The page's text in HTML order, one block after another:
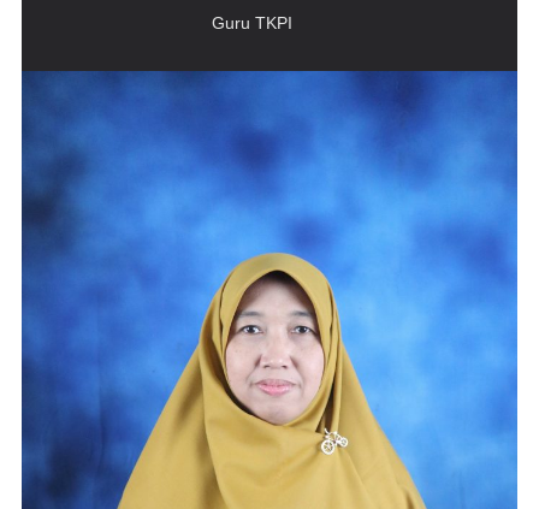
Guru TKPI